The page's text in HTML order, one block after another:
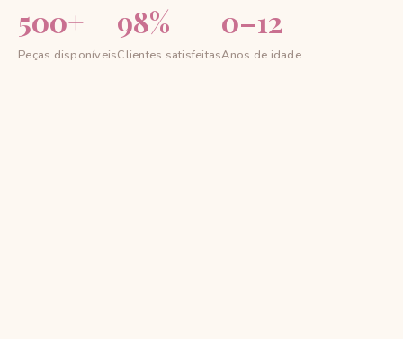
500+
Peças disponíveis
98%
Clientes satisfeitas
0–12
Anos de idade